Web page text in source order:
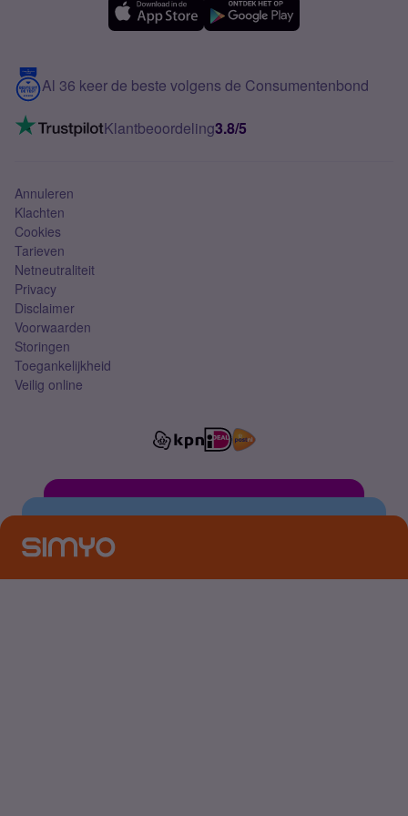
Meerdere nummers
5G internet
Mobiel internet
Mobiel abonnement
Contact
VoLTE 4G bellen
Al 36 keer de beste volgens de Consumentenbond
Klantbeoordeling3.8/5
Annuleren
Klachten
Cookies
Tarieven
Netneutraliteit
Privacy
Disclaimer
Voorwaarden
Storingen
Toegankelijkheid
Veilig online